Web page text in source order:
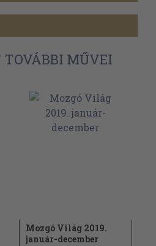
TOVÁBBI MŰVEI
Mozgó Világ 2019.
január-december